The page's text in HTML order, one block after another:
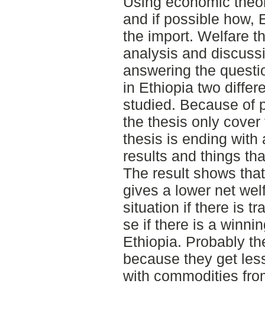
and if possible how,
the import. Welfare
analysis and
answering the
in Ethiopia two
studied. Because of
the thesis only
thesis is ending with
results and things
The result shows
gives a lower net
situation if there is
se if there is a
Ethiopia. Probably
because they get
with commodities